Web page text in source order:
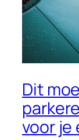
Dit
voor je